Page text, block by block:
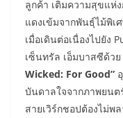
ลูกค้า เติมความสุขแห่
แดงเข้มจากพันธุ์ไม้พิ
เมื่อเดินต่อเนื่องไปยัง
เซ็นทรัล เอ็มบาสซีด้วย
Wicked: For Good”
บันดาลใจจากภาพยน
สายเวิร์กชอปต้องไม่พ